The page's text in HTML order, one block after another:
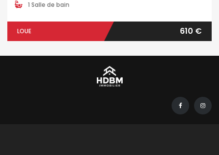
1 Salle de bain
LOUE 610 €